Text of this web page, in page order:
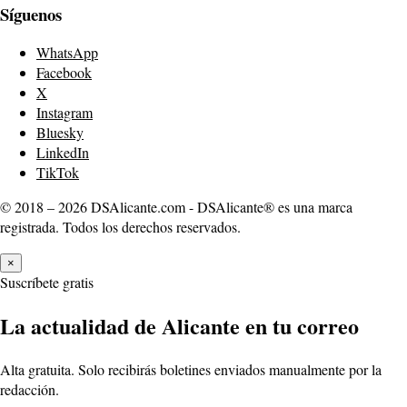
Síguenos
WhatsApp
Facebook
X
Instagram
Bluesky
LinkedIn
TikTok
© 2018 – 2026 DSAlicante.com - DSAlicante® es una marca
registrada. Todos los derechos reservados.
×
Suscríbete gratis
La actualidad de Alicante en tu correo
Alta gratuita. Solo recibirás boletines enviados manualmente por la
redacción.